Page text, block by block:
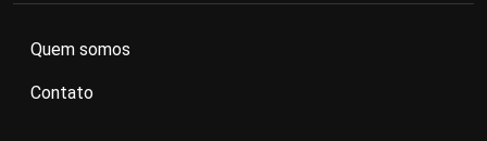
Quem somos
Contato